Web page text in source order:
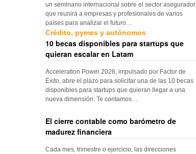
un seminario internacional sobre el sector asegurador
que reunirá a empresas y profesionales de varios
países para analizar el futuro…
Crédito, pymes y autónomos
10 becas disponibles para startups que
quieran escalar en Latam
Acceleration Power 2026, impulsado por Factor de
Éxito, abre el plazo para solicitar una de las 10 becas
disponibles para startups que quieran llegar a una
nueva dimensión. Te contamos…
El cierre contable como barómetro de
madurez financiera
Cada mes, trimestre o ejercicio, las direcciones